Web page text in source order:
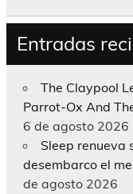
Entradas
The Claypool
Parrot-Ox And
6 de agosto 2026
Sleep renueva
desembarco el
de agosto 2026